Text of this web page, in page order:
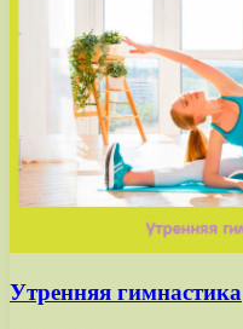
Утренняя гимнастика